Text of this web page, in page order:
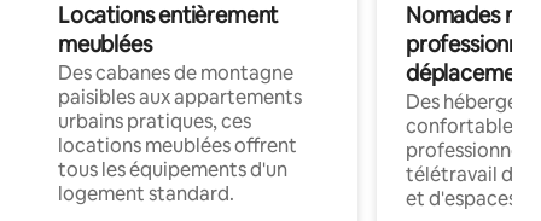
Locations entièrement
meublées
Des cabanes de montagne
paisibles aux appartements
urbains pratiques, ces
locations meublées offrent
tous les équipements d'un
logement standard.
Nomades
déplacement
Des
confortables
professionnels
télétravail
et d'espaces